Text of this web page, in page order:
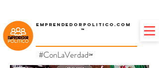
Emprendedorpolitico.com
™
#ConLaVerdad℠